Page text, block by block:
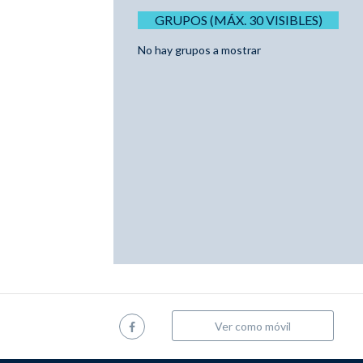
GRUPOS (MÁX. 30 VISIBLES)
No hay grupos a mostrar